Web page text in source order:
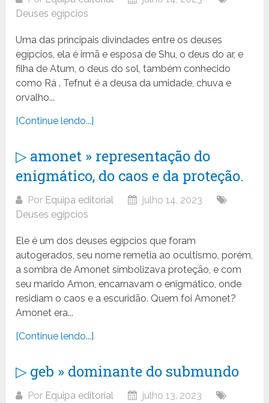
Deuses egípcios
Uma das principais divindades entre os deuses
egípcios, ela é irmã e esposa de Shu, o deus do ar, e
filha de Atum, o deus do sol, também conhecido
como Rá . Tefnut é a deusa da umidade, chuva e
orvalho...
[Continue lendo...]
▷ amonet » representação do
enigmático, do caos e da proteção.
Por Equipa editorial
julho 14, 2023
Deuses egípcios
Ele é um dos deuses egípcios que foram
autogerados, seu nome remetia ao ocultismo, porém,
a sombra de Amonet simbolizava proteção, e com
seu marido Amon, encarnavam o enigmático, onde
residiam o caos e a escuridão. Quem foi Amonet?
Amonet era...
[Continue lendo...]
▷ geb » dominante do submundo
Por Equipa editorial
julho 13, 2023